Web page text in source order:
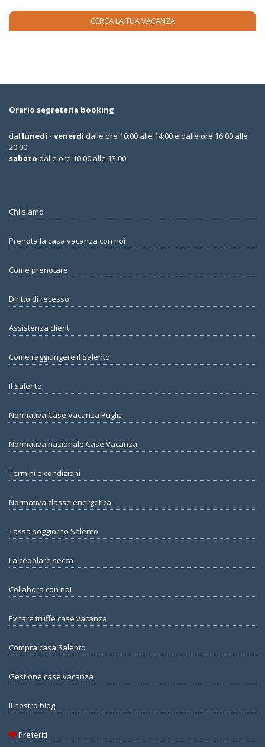
Orario segreteria booking
dal lunedì - venerdì dalle ore 10:00 alle 14:00 e dalle ore 16:00 alle
20:00
sabato dalle ore 10:00 alle 13:00
Chi siamo
Prenota la casa vacanza con noi
Come prenotare
Diritto di recesso
Assistenza clienti
Come raggiungere il Salento
Il Salento
Normativa Case Vacanza Puglia
Normativa nazionale Case Vacanza
Termini e condizioni
Normativa classe energetica
Tassa soggiorno Salento
La cedolare secca
Collabora con noi
Evitare truffe case vacanza
Compra casa Salento
Gestione case vacanza
Il nostro blog
Preferiti